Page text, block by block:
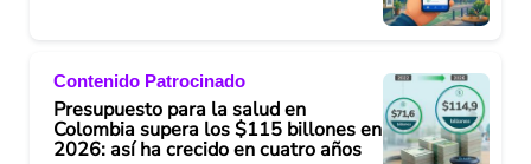
Contenido Patrocinado
Presupuesto para la salud en
Colombia supera los $115 billones en
2026: así ha crecido en cuatro años